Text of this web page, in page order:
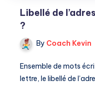
Libellé de
?
By Coach Kevin
Ensemble de mots
lettre, le libellé de